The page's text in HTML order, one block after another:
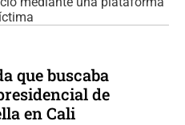
que buscaba
de
en Cali